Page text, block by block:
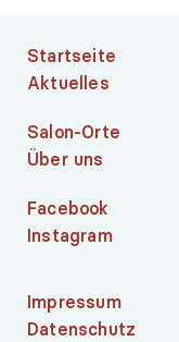
Startseite
Aktuelles
Salon-Orte
Über uns
Facebook
Instagram
Impressum
Datenschutz